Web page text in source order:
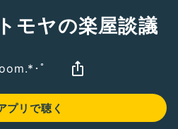
モヤの楽屋談議
･ﾟ
プリで聴く